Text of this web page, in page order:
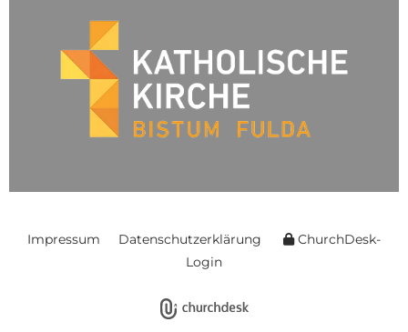
Impressum Datenschutzerklärung
ChurchDesk-
Login